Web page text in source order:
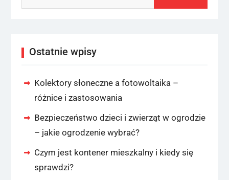
Ostatnie wpisy
Kolektory słoneczne a fotowoltaika –
różnice i zastosowania
Bezpieczeństwo dzieci i zwierząt w ogrodzie
– jakie ogrodzenie wybrać?
Czym jest kontener mieszkalny i kiedy się
sprawdzi?